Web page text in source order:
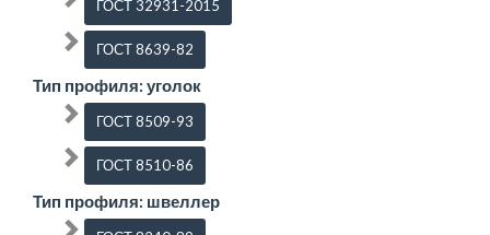
ГОСТ 32931-2015
ГОСТ 8639-82
Тип профиля: уголок
ГОСТ 8509-93
ГОСТ 8510-86
Тип профиля: швеллер